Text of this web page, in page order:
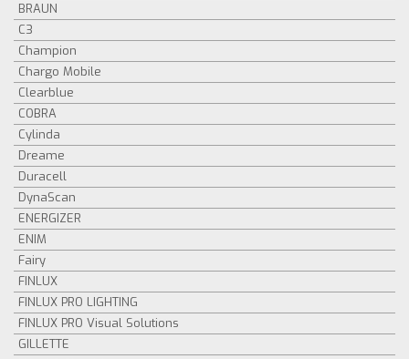
BRAUN
C3
Champion
Chargo Mobile
Clearblue
COBRA
Cylinda
Dreame
Duracell
DynaScan
ENERGIZER
ENIM
Fairy
FINLUX
FINLUX PRO LIGHTING
FINLUX PRO Visual Solutions
GILLETTE